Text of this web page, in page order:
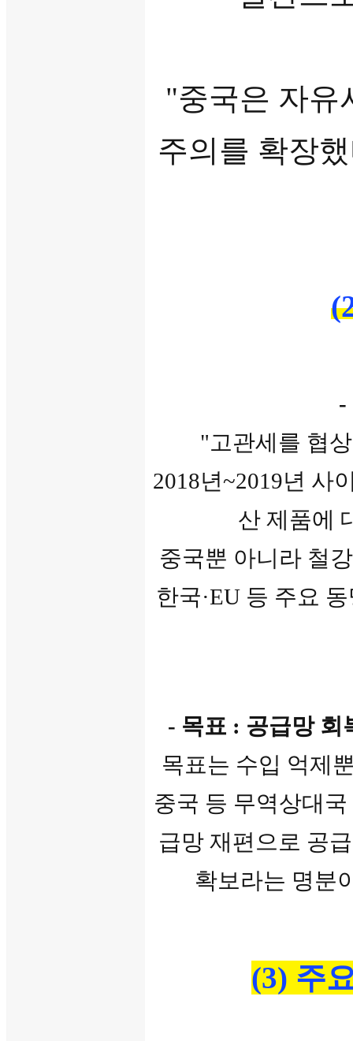
"중국은 자유
주의를 확장
-
"고관세를 협
2018년~2019년 사
산 제품에
중국뿐 아니라 철
한국·EU 등 주요
- 목표 : 공급망 회
목표는 수입 억제
중국 등 무역상대국
급망 재편으로 공
확보라는 명분
(3) 주